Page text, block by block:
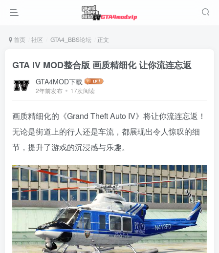
首页 社区 GTA4_BBS论坛 正文
GTA IV MOD整合版 画质精细化 让你流连忘返
GTA4MOD下载
2年前发布 17次阅读
画质精细化的《Grand Theft Auto IV》将让你流连忘返！
无论是街道上的行人还是车流，都展现出令人惊叹的细
节，提升了游戏的沉浸感与乐趣。